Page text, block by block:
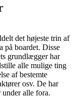
det højeste trin af
på boardet. Disse
grundlægger har
alle mulige ting
af bestemte
osv. De har
under alle fora.